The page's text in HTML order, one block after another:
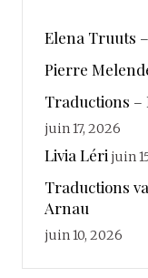
Elena Truuts
Pierre
Traductions –
juin 17, 2026
Livia Léri juin
Traductions
Arnau
juin 10, 2026